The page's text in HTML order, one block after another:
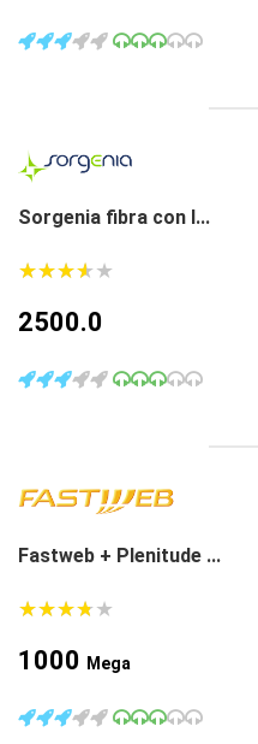
Sorgenia fibra con l...
★★★★★
★★★★★
2500.0
Fastweb + Plenitude ...
★★★★★
★★★★★
1000 Mega